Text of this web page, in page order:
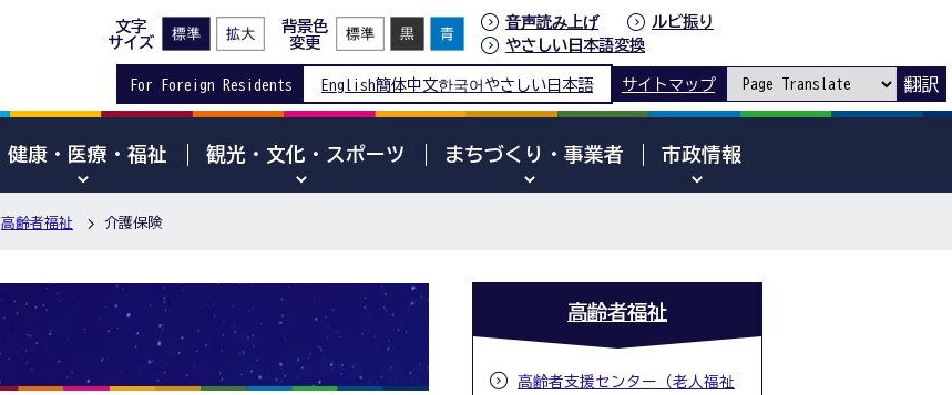
文字
サイズ
背景色
変更
音声読み上げ
ルビ振り
やさしい日本語変換
For Foreign Residents English簡体中文한국어 やさしい日本語 サイトマップ 翻訳
健康・医療・福祉 観光・文化・スポーツ まちづくり・事業者 市政情報
高齢者福祉 介護保険
高齢者福祉
高齢者支援センター（老人福祉